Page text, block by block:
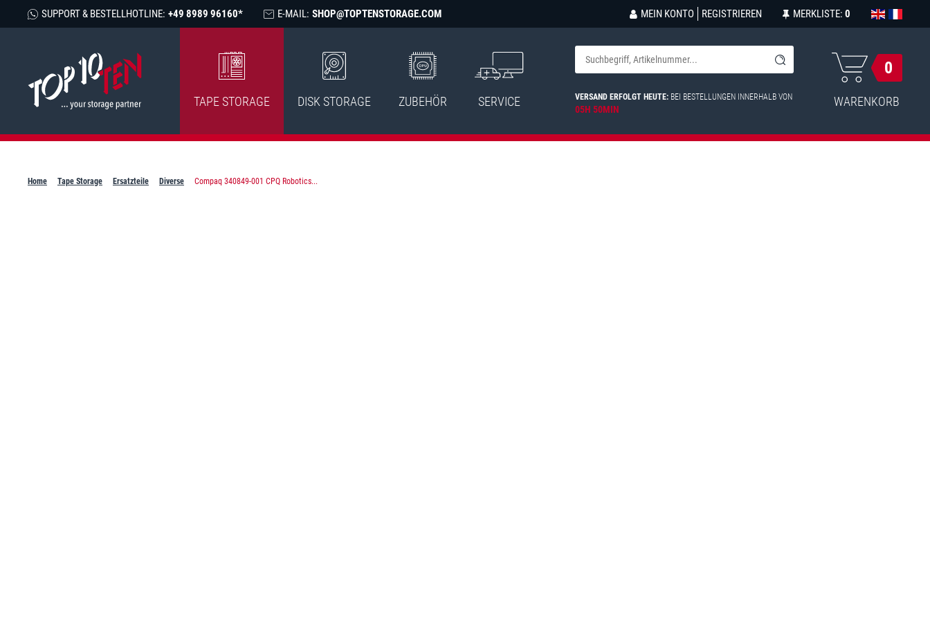
SUPPORT & BESTELLHOTLINE: +49 8989 96160* E-MAIL: SHOP@TOPTENSTORAGE.COM MEIN KONTO REGISTRIEREN MERKLISTE: 0
TAPE STORAGE DISK STORAGE ZUBEHÖR SERVICE VERSAND ERFOLGT HEUTE: BEI BESTELLUNGEN INNERHALB VON
05H 50MIN
0
WARENKORB
Home Tape Storage Ersatzteile Diverse Compaq 340849-001 CPQ Robotics...